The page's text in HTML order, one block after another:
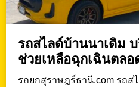
รถสไลด์บ้านนาเดิม
ช่วยเหลือฉุกเฉินตลอ
รถยกสุราษฎร์ธานี.com รถส